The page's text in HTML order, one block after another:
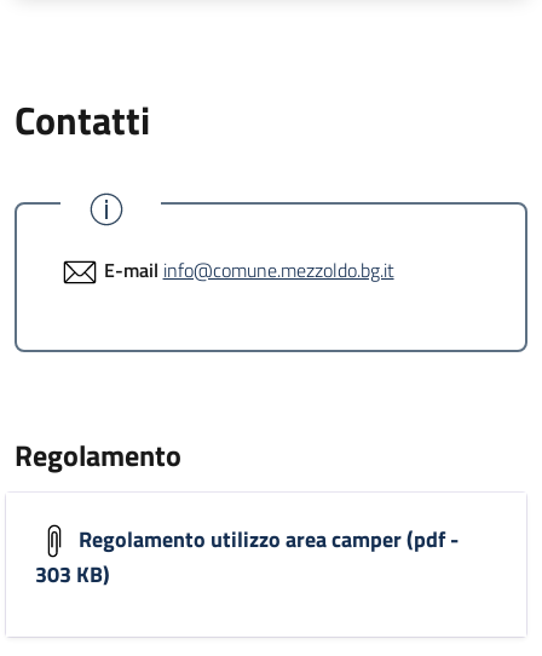
Contatti
E-mail info@comune.mezzoldo.bg.it
Regolamento
Regolamento utilizzo area camper (pdf -
303 KB)